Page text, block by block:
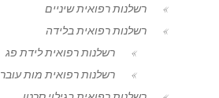
רשלנות רפואית שיניים
רשלנות רפואית בלידה
רשלנות רפואית לידת פג
רשלנות רפואית מות עובר